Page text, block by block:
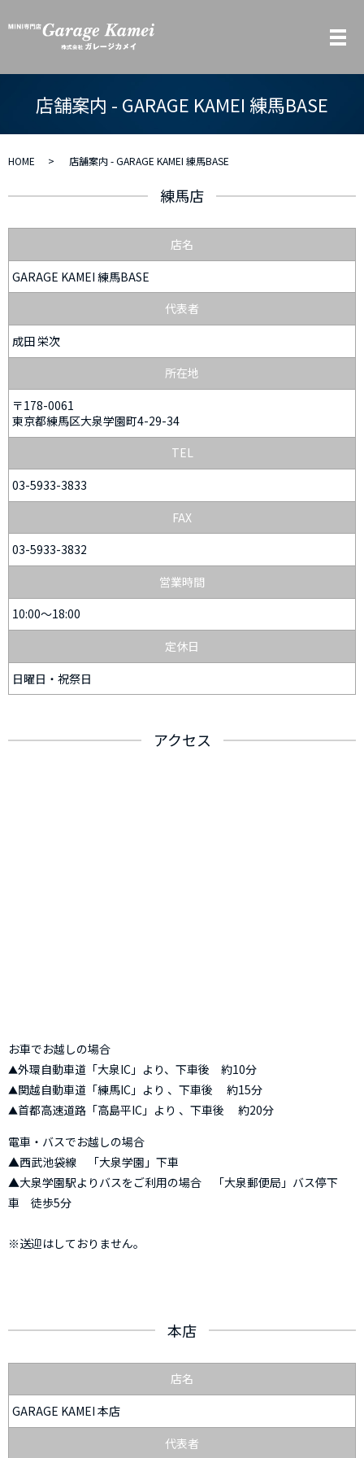
メ
店舗案内 - GARAGE KAMEI 練馬BASE
HOME 店舗案内 - GARAGE KAMEI 練馬BASE
練馬店
店名
GARAGE KAMEI 練馬BASE
代表者
成田 栄次
所在地
〒178-0061
東京都練馬区大泉学園町4-29-34
TEL
03-5933-3833
FAX
03-5933-3832
営業時間
10:00～18:00
定休日
日曜日・祝祭日
アクセス
お車でお越しの場合
外環自動車道「大泉IC」より、下車後 約10分
関越自動車道「練馬IC」より 、下車後 約15分
首都高速道路「高島平IC」より 、下車後 約20分
電車・バスでお越しの場合
▲西武池袋線 「大泉学園」下車
▲大泉学園駅よりバスをご利用の場合 「大泉郵便局」バス停下
車 徒歩5分
※送迎はしておりません。
本店
店名
GARAGE KAMEI 本店
代表者